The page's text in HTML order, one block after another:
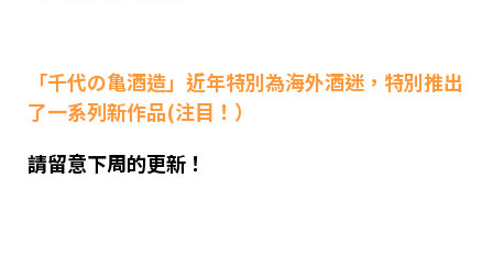
「千代の亀酒造」近年特別為海外酒迷，特別推出
了一系列新作品(注目！）
請留意下周的更新！